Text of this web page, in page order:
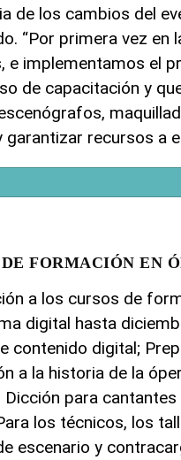
de los cambios del
“Por primera vez
e implementamos el
de capacitación y
garantizar recursos a
FORMACIÓN EN
a los cursos de
digital hasta
contenido digital;
a la historia de la
para
los técnicos, los
escenario y